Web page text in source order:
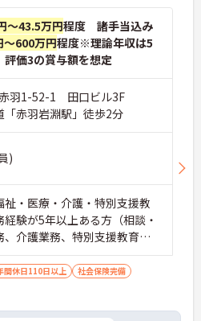
～43.5万円程度 諸手当込み
～600万円程度※理論年収は5
評価3の賞与額を想定
羽1-52-1 田口ビル3F
「赤羽岩淵駅」徒歩2分
)
祉・医療・介護・特別支援教
経験が5年以上ある方（相談・
、介護業務、特別支援教育な
支援管理責任者研修受講者
間休日110日以上
社会保険完備